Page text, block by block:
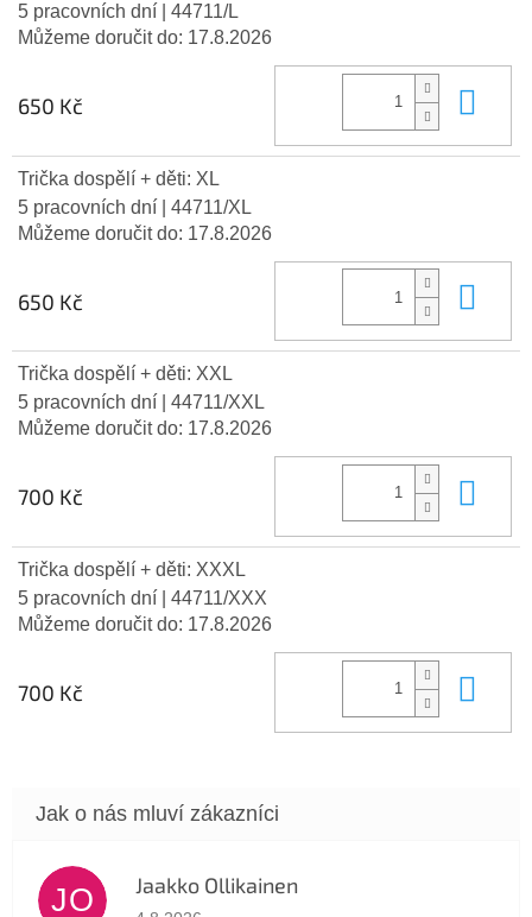
5 pracovních dní
| 44711/L
Můžeme doručit do: 17.8.2026
650 Kč
Trička dospělí + děti: XL
5 pracovních dní
| 44711/XL
Můžeme doručit do: 17.8.2026
650 Kč
Trička dospělí + děti: XXL
5 pracovních dní
| 44711/XXL
Můžeme doručit do: 17.8.2026
700 Kč
Trička dospělí + děti: XXXL
5 pracovních dní
| 44711/XXX
Můžeme doručit do: 17.8.2026
700 Kč
JO Jaakko Ollikainen
Hodnocení obchodu je 5 z 5 hvězdiček.